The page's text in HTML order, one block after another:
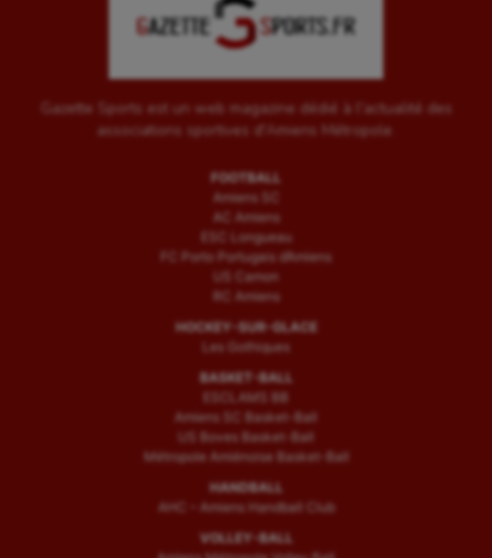
Water-polo
Gazette Sports est un web magazine dédié à l'actualité des
associations sportives d'Amiens Métropole.
FOOTBALL
Amiens SC
AC Amiens
ESC Longueau
FC Porto Portugais d’Amiens
US Camon
RC Amiens
HOCKEY-SUR-GLACE
Les Gothiques
BASKET-BALL
ESCLAMS BB
Amiens SC Basket-Ball
US Boves Basket-Ball
Métropole Amiénoise Basket-Ball
HANDBALL
AHC – Amiens Handball Club
VOLLEY-BALL